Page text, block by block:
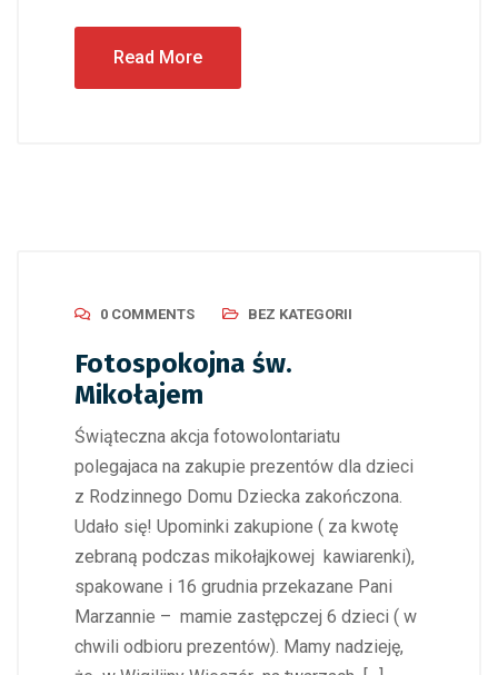
Read More
0 COMMENTS BEZ KATEGORII
Fotospokojna św.
Mikołajem
Świąteczna akcja fotowolontariatu
polegajaca na zakupie prezentów dla dzieci
z Rodzinnego Domu Dziecka zakończona.
Udało się! Upominki zakupione ( za kwotę
zebraną podczas mikołajkowej kawiarenki),
spakowane i 16 grudnia przekazane Pani
Marzannie – mamie zastępczej 6 dzieci ( w
chwili odbioru prezentów). Mamy nadzieję,